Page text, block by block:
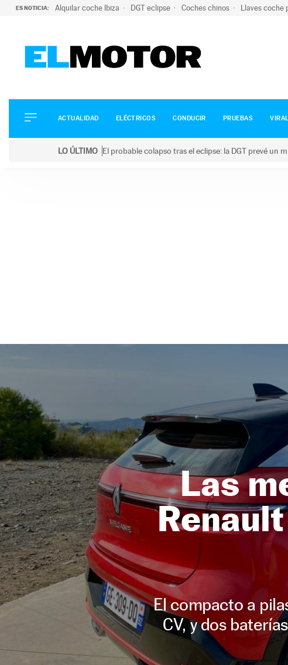
ES NOTICIA: Alquilar coche Ibiza DGT eclipse Coches chinos Llaves coche
ELÉCTRICOS
CONDUCIR
ACTUALIDAD ELÉCTRICOS CONDUCIR PRUEBAS
LO ÚLTIMO El probable colapso tras el eclipse: la DGT prevé un
Las
Renault
El compacto a
CV, y dos